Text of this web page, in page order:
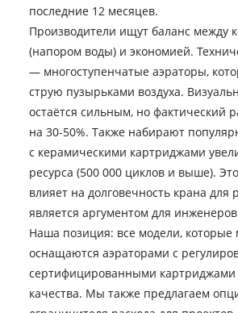
последние 12 месяцев.
Производители ищут баланс между
(напором воды) и экономией.
— многоступенчатые аэраторы,
струю пузырьками воздуха.
остаётся сильным, но фактический
на 30-50%. Также набирают
с керамическими картриджами
ресурса (500 000 циклов и выше).
влияет на долговечность крана для
является аргументом для
Наша позиция: все модели, которые
оснащаются аэраторами с
сертифицированными картриджами
качества. Мы также предлагаем